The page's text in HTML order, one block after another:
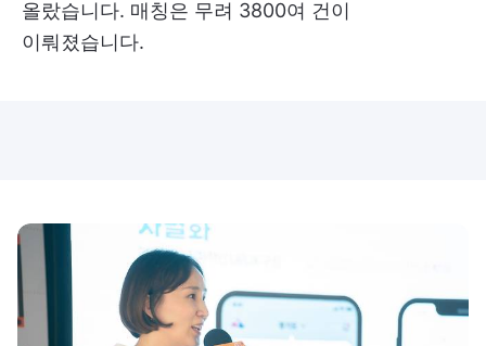
올랐습니다. 매칭은 무려 3800여 건이
이뤄졌습니다.